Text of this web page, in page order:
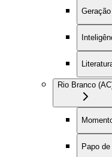
Rio Branco
Papo